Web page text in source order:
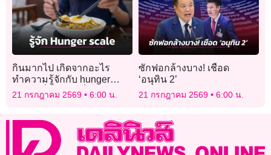
กินมากไป เกิดจากอะไร
ทำความรู้จักกับ hunger
scale เพื่อปรับเปลี่ยน
พฤติกรรมกินให้พอดี
21 กรกฎาคม 2569 6:00 น.
ซักฟอกล้างบาง! เชือด
‘อนุทิน 2’
21 กรกฎาคม 2569 6:00 น.